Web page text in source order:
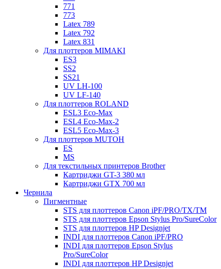
771
773
Latex 789
Latex 792
Latex 831
Для плоттеров MIMAKI
ES3
SS2
SS21
UV LH-100
UV LF-140
Для плоттеров ROLAND
ESL3 Eco-Max
ESL4 Eco-Max-2
ESL5 Eco-Max-3
Для плоттеров MUTOH
ES
MS
Для текстильных принтеров Brother
Картриджи GT-3 380 мл
Картриджи GTX 700 мл
Чернила
Пигментные
STS для плоттеров Canon iPF/PRO/TX/ТМ
STS для плоттеров Epson Stylus Pro/SureColor
STS для плоттеров HP Designjet
INDI для плоттеров Canon iPF/PRO
INDI для плоттеров Epson Stylus
Pro/SureColor
INDI для плоттеров HP Designjet